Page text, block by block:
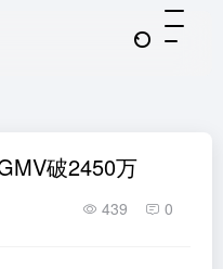
破2450万
439 0